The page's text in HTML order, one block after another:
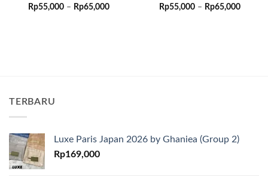
Rp55,000 – Rp65,000Rentang
Rp55,000 – Rp65,000
TERBARU
Luxe Paris Japan 2026 by Ghaniea (Group 2)
Rp169,000